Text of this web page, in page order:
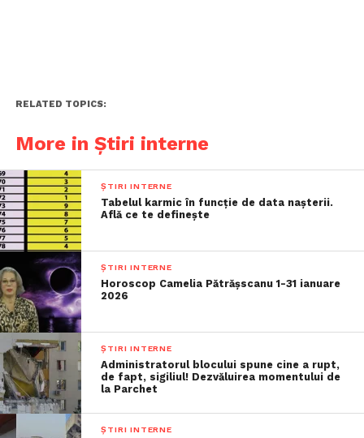
RELATED TOPICS:
More in Știri interne
ȘTIRI INTERNE
Tabelul karmic în funcție de data nașterii.
Află ce te definește
ȘTIRI INTERNE
Horoscop Camelia Pătrășscanu 1-31 ianuare
2026
ȘTIRI INTERNE
Administratorul blocului spune cine a rupt,
de fapt, sigiliul! Dezvăluirea momentului de
la Parchet
ȘTIRI INTERNE